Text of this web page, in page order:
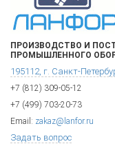
ПРОИЗВОДСТВО И
ПРОМЫШЛЕННОГО
195112, г. Санкт-
+7 (812) 309-05-12
+7 (499) 703-20-73
Email: zakaz@lanfor.ru
Задать вопрос